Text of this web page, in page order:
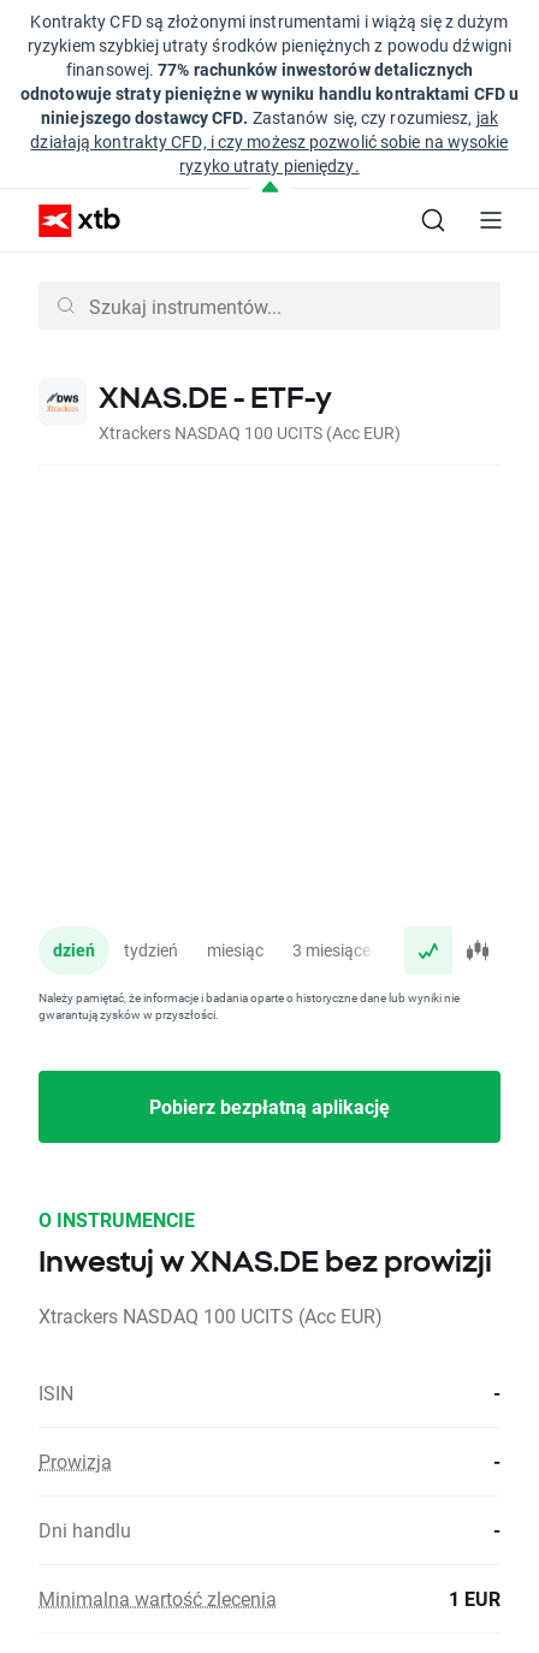
Kontrakty CFD są złożonymi instrumentami i wiążą się z dużym
ryzykiem szybkiej utraty środków pieniężnych z powodu dźwigni
finansowej.77% rachunków inwestorów detalicznych
odnotowuje straty pieniężne w wyniku handlu kontraktami CFD u
niniejszego dostawcy CFD. Zastanów się, czy rozumiesz, jak
działają kontrakty CFD, i czy możesz pozwolić sobie na wysokie
ryzyko utraty pieniędzy.
XNAS.DE - ETF-y
Xtrackers NASDAQ 100 UCITS (Acc EUR)
dzień tydzień miesiąc 3 miesiące rok
Należy pamiętać, że informacje i badania oparte o historyczne dane lub wyniki nie
gwarantują zysków w przyszłości.
Pobierz bezpłatną aplikację
O INSTRUMENCIE
Inwestuj w XNAS.DE bez prowizji
Xtrackers NASDAQ 100 UCITS (Acc EUR)
ISIN -
Prowizja -
Dni handlu -
Minimalna wartość zlecenia 1 EUR